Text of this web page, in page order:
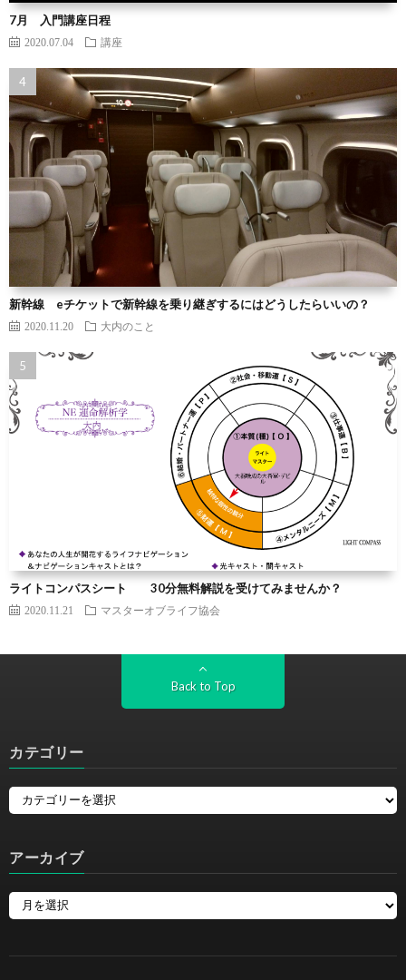
7月 入門講座日程
2020.07.04 講座
新幹線 eチケットで新幹線を乗り継ぎするにはどうしたらいいの？
2020.11.20 大内のこと
ライトコンパスシート 30分無料解説を受けてみませんか？
2020.11.21 マスターオブライフ協会
Back to Top
カテゴリー
アーカイブ